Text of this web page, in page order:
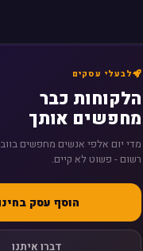
לבעלי עסקים
הלקוחות כבר
מחפשים אותך
מדי יום אלפי אנשים מחפשים
רשום - פשוט לא קיים.
הוסף עסק
דברו איתנו